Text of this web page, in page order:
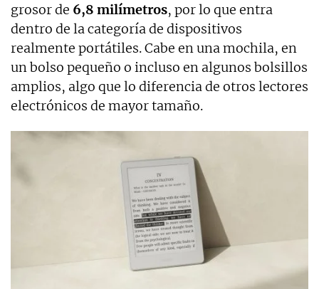
grosor de 6,8 milímetros, por lo que entra
dentro de la categoría de dispositivos
realmente portátiles. Cabe en una mochila, en
un bolso pequeño o incluso en algunos bolsillos
amplios, algo que lo diferencia de otros lectores
electrónicos de mayor tamaño.